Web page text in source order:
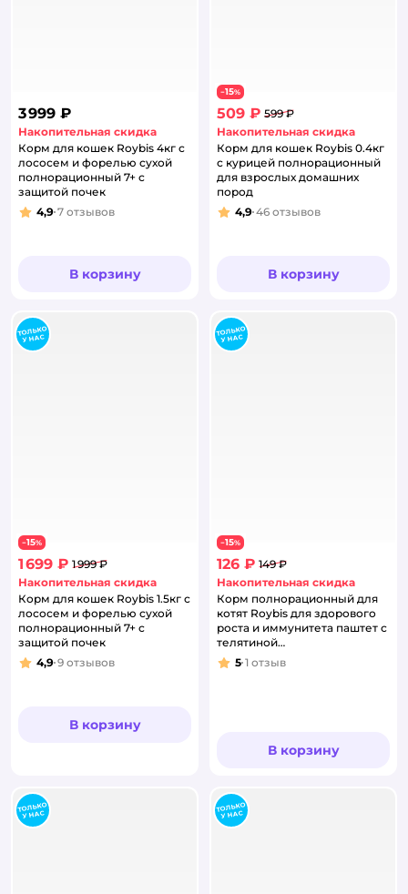
3 999 ₽
Накопительная скидка
Корм для кошек Roybis 4кг с
лососем и форелью сухой
полнорационный 7+ с
защитой почек
Рейтинг:
4,9 7 отзывов
В корзину
−15%
509 ₽ 599 ₽
Накопительная скидка
Корм для кошек Roybis 0.4кг
с курицей полнорационный
для взрослых домашних
пород
Рейтинг:
4,9 46 отзывов
В корзину
−15%
1 699 ₽ 1 999 ₽
Накопительная скидка
Корм для кошек Roybis 1.5кг с
лососем и форелью сухой
полнорационный 7+ с
защитой почек
Рейтинг:
4,9 9 отзывов
В корзину
−15%
126 ₽ 149 ₽
Накопительная скидка
Корм полнорационный для
котят Roybis для здорового
роста и иммунитета паштет с
телятиной
консервированный 100г
Рейтинг:
5 1 отзыв
В корзину